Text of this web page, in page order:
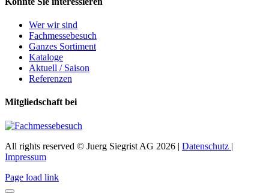
Wer wir sind
Fachmessebesuch
Ganzes Sortiment
Kataloge
Aktuell / Saison
Referenzen
Mitgliedschaft bei
All rights reserved © Juerg Siegrist AG 2026 | Datenschutz |
Impressum
Page load link